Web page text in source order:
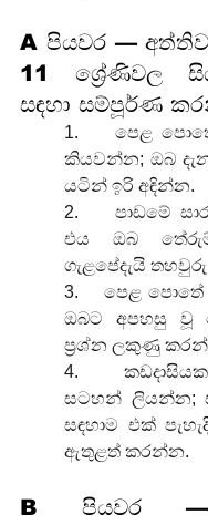
A පියවර —
11 ශ්‍රේණිවල
සඳහා සම්පූර්ණ
1.    පෙළ
කියවන්න; ඔබ
යටින් ඉරි අඳින්න.
2.    පාඩමේ
එය ඔබ
ගැළපේදැයි
3.    පෙළ
ඔබට අපහසු වූ
ප්‍රශ්න ලකුණු
4.
සටහන් ලියන්න;
සඳහාම එක්
ඇතුළත් කරන්න.
B පියවර —